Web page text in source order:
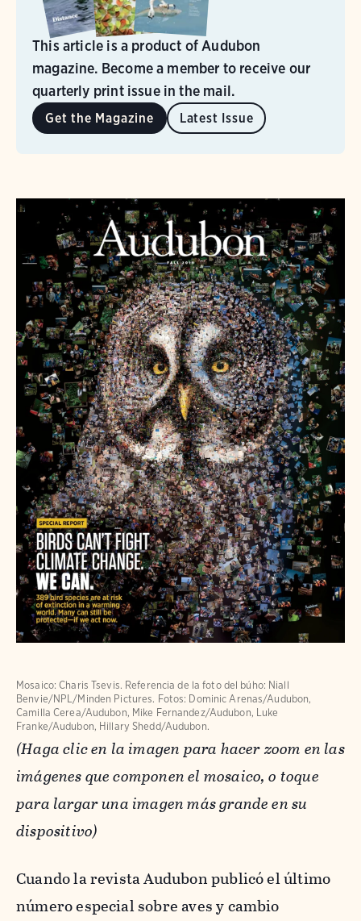
This article is a product of Audubon
magazine. Become a member to receive our
quarterly print issue in the mail.
Get the Magazine Latest Issue
Mosaico: Charis Tsevis. Referencia de la foto del búho: Niall
Benvie/NPL/Minden Pictures. Fotos: Dominic Arenas/Audubon,
Camilla Cerea/Audubon, Mike Fernandez/Audubon, Luke
Franke/Audubon, Hillary Shedd/Audubon.
(Haga clic en la imagen para hacer zoom en las
imágenes que componen el mosaico, o toque
para largar una imagen más grande en su
dispositivo)
Cuando la revista Audubon publicó el último
número especial sobre aves y cambio